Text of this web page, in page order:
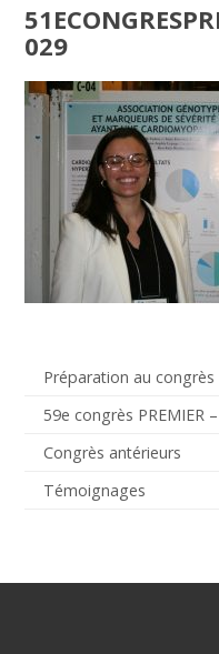
Préparation au congrès
59e congrès PREMIER
Congrès antérieurs
Témoignages
029